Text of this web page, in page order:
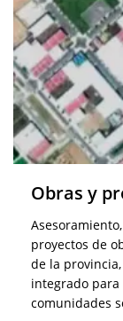
Obras y
proyectos de
de la
integrado para
comunidades